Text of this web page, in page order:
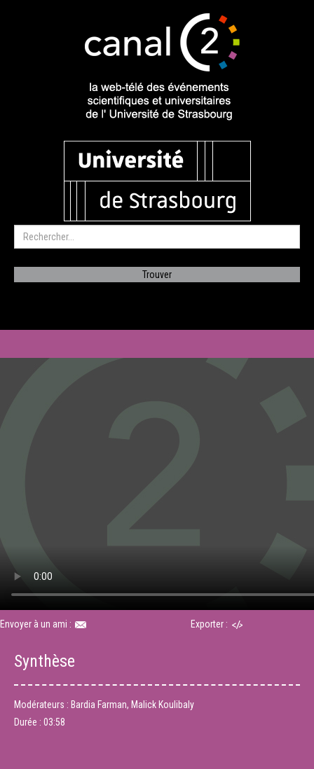
Envoyer à un ami : Exporter :
Synthèse
Modérateurs : Bardia Farman, Malick Koulibaly
Durée : 03:58